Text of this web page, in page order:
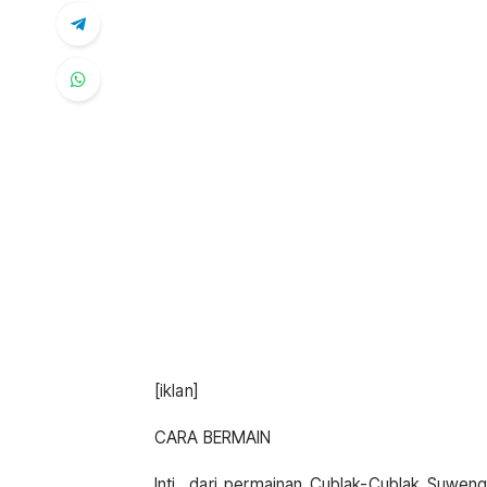
[iklan]
CARA BERMAIN